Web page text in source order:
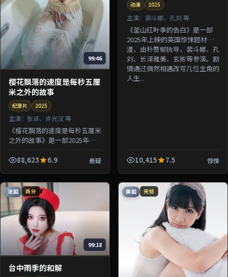
99:46
樱花飘落的速度是每秒五厘
米之外的故事
纪录片 2025
主演： 张译、许光汉 等
《樱花飘落的速度是每秒五厘米
之外的故事》是一部2025年上
由杜琪峰执导，张译、许光汉、
88,623 6.9 悬疑
动漫 2025
主演： 裴斗娜、孔刘 等
《釜山红叶季的告白》是一部
2025年上映的英国惊悚题材动
漫，由朴赞郁执导，裴斗娜、孔
刘、长泽雅美、玄彬等参演。剧
情通过偶然相遇改写几位主角的
人生...
10,415 7.5 惊悚
法国 高分
99:18
台中雨季的和解
美国 完结